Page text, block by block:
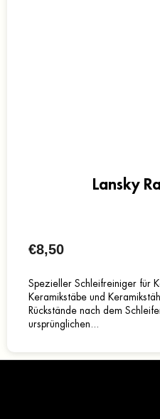
Lansky
€8,50
Spezieller Schleifreiniger für
Keramikstäbe und
Rückstände nach dem
ursprünglichen...